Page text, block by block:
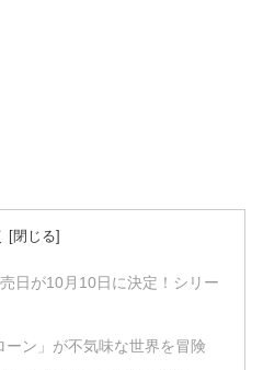
日が10月10日に決定！シリー
ン」が不気味な世界を冒険